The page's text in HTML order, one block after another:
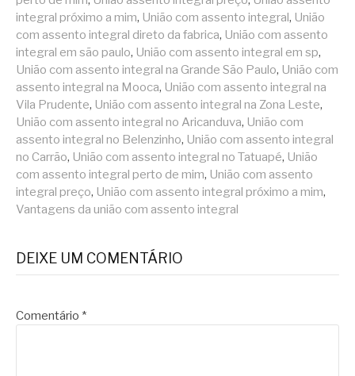
integral próximo a mim, União com assento integral, União
com assento integral direto da fabrica, União com assento
integral em são paulo, União com assento integral em sp,
União com assento integral na Grande São Paulo, União com
assento integral na Mooca, União com assento integral na
Vila Prudente, União com assento integral na Zona Leste,
União com assento integral no Aricanduva, União com
assento integral no Belenzinho, União com assento integral
no Carrão, União com assento integral no Tatuapé, União
com assento integral perto de mim, União com assento
integral preço, União com assento integral próximo a mim,
Vantagens da união com assento integral
DEIXE UM COMENTÁRIO
Comentário *